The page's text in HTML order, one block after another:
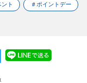
ント ＃ポイントデー